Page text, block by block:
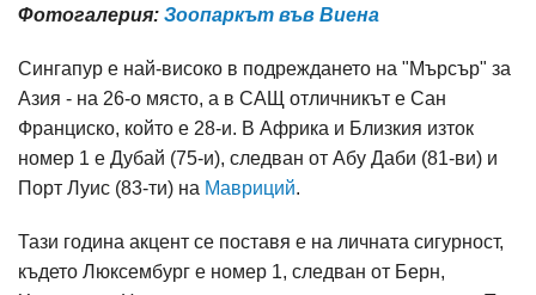
Фотогалерия: Зоопаркът във Виена
Сингапур е най-високо в подреждането на "Мърсър" за
Азия - на 26-о място, а в САЩ отличникът е Сан
Франциско, който е 28-и. В Африка и Близкия изток
номер 1 е Дубай (75-и), следван от Абу Даби (81-ви) и
Порт Луис (83-ти) на Мавриций.
Тази година акцент се поставя е на личната сигурност,
където Люксембург е номер 1, следван от Берн,